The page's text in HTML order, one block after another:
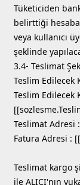
Tüketiciden
belirttiği
veya kullanıcı
şeklinde
3.4- Teslimat
Teslim Edilecek
Teslim
Teslimat Adresi
Fatura Adresi :
Teslimat kargo
ile ALICI'nın